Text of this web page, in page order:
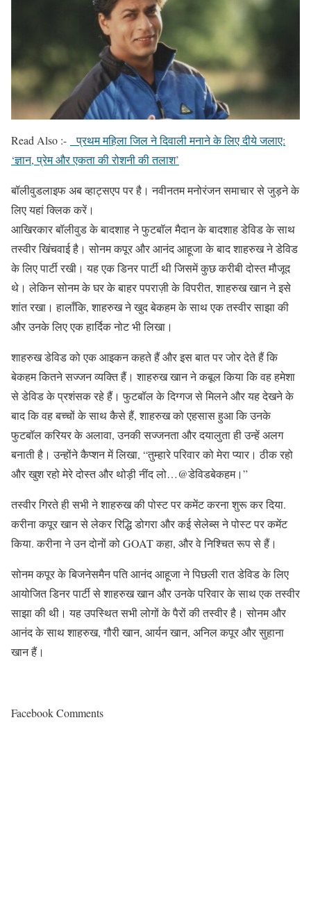
Read Also :-
प्रथम महिला जिल ने दिवाली मनाने के लिए दीये जलाए:
‘ज्ञान, प्रेम और एकता की रोशनी की तलाश’
बॉलीवुडलाइफ अब व्हाट्सएप पर है। नवीनतम मनोरंजन समाचार से जुड़ने के
लिए यहां क्लिक करें।
आखिरकार बॉलीवुड के बादशाह ने फुटबॉल मैदान के बादशाह डेविड के साथ
तस्वीर खिंचवाई है। सोनम कपूर और आनंद आहूजा के बाद शाहरुख ने डेविड
के लिए पार्टी रखी। यह एक डिनर पार्टी थी जिसमें कुछ करीबी दोस्त मौजूद
थे। लेकिन सोनम के घर के बाहर पपराज़ी के विपरीत, शाहरुख खान ने इसे
शांत रखा। हालाँकि, शाहरुख ने खुद बेकहम के साथ एक तस्वीर साझा की
और उनके लिए एक हार्दिक नोट भी लिखा।
शाहरुख डेविड को एक आइकन कहते हैं और इस बात पर जोर देते हैं कि
बेकहम कितने सज्जन व्यक्ति हैं। शाहरुख खान ने कबूल किया कि वह हमेशा
से डेविड के प्रशंसक रहे हैं। फुटबॉल के दिग्गज से मिलने और यह देखने के
बाद कि वह बच्चों के साथ कैसे हैं, शाहरुख को एहसास हुआ कि उनके
फुटबॉल करियर के अलावा, उनकी सज्जनता और दयालुता ही उन्हें अलग
बनाती है। उन्होंने कैप्शन में लिखा, “तुम्हारे परिवार को मेरा प्यार। ठीक रहो
और खुश रहो मेरे दोस्त और थोड़ी नींद लो…@डेविडबेकहम।”
तस्वीर गिरते ही सभी ने शाहरुख की पोस्ट पर कमेंट करना शुरू कर दिया.
करीना कपूर खान से लेकर रिद्धि डोगरा और कई सेलेब्स ने पोस्ट पर कमेंट
किया. करीना ने उन दोनों को GOAT कहा, और वे निश्चित रूप से हैं।
सोनम कपूर के बिजनेसमैन पति आनंद आहूजा ने पिछली रात डेविड के लिए
आयोजित डिनर पार्टी से शाहरुख खान और उनके परिवार के साथ एक तस्वीर
साझा की थी। यह उपस्थित सभी लोगों के पैरों की तस्वीर है। सोनम और
आनंद के साथ शाहरुख, गौरी खान, आर्यन खान, अनिल कपूर और सुहाना
खान हैं।
Facebook Comments